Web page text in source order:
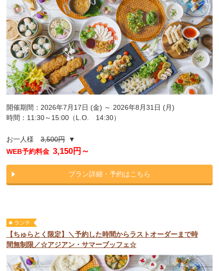
開催期間：2026年7月17日 (金) ～ 2026年8月31日 (月)
時間：11:30～15:00（L.O. 14:30）
お一人様3,500円▼
WEB予約料金 3,150円～
プラン詳細・予約はこちら
【ちゅらとく限定】＼予約した時間からラストオーダーまで時
間無制限／☆アジアン・サマーブッフェ☆